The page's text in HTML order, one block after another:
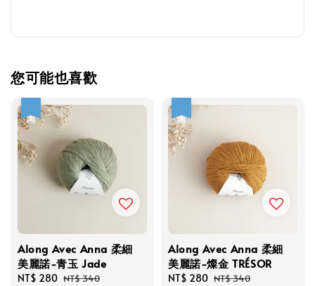
您可能也喜歡
Along Avec Anna 柔細
美麗諾-青玉 Jade
Sale
NT$ 280 Regular
NT$ 340
Along Avec Anna 柔細
美麗諾-燦金 TRÉSOR
Sale
NT$ 280 Regular
NT$ 340